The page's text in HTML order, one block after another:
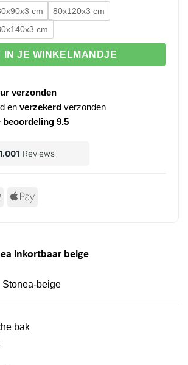
cm
80x120x3 cm
cm
IN JE WINKELMANDJE
verzonden
en verzekerdverzonden
beoordeling 9.5
PayPal Apple
inkortbaar beige
Stonea-beige
bak